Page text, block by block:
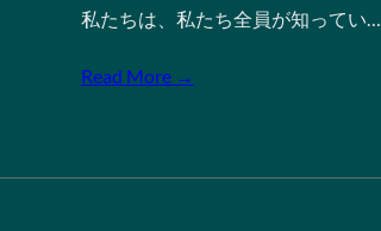
私たちは、私たち全員が知ってい…
Read More →